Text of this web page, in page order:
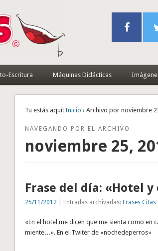
Escritura Máquinas Didácticas
Tu estás aquí: Inicio › Archivo por noviembre
NAVEGANDO POR EL ARCHIVO
noviembre 25,
Frase del día: «Hotel y
25/11/2012 | Entradas archivadas:Frases Citas
«En el hotel me dicen que me sienta como en
miente…». En el Twiter de «nochedeperros«